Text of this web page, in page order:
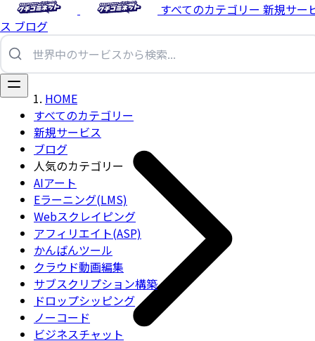
すべてのカテゴリー 新規サー
ス ブログ
すべてのカテゴリー
新規サービス
ブログ
人気のカテゴリー
AIアート
Eラーニング(LMS)
Webスクレイピング
アフィリエイト(ASP)
かんばんツール
クラウド動画編集
サブスクリプション構築
ドロップシッピング
ノーコード
ビジネスチャット
HOME